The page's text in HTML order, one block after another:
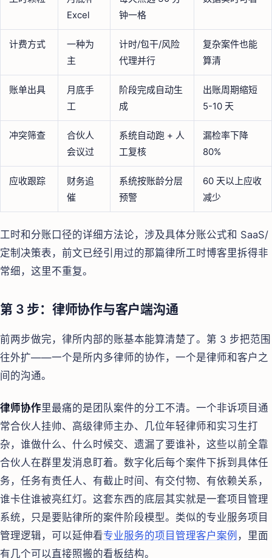
Excel
钟一格
计费方式
一种为
主
计时/包干/风险
代理并行
复杂案件也能
算清
账单出具
月底手
工
阶段完成自动生
成
出账周期缩短
5-10 天
冲突筛查
合伙人
会议过
系统自动跑 + 人
工复核
漏检率下降
80%
应收跟踪
财务追
催
系统按账龄分层
预警
60 天以上应收
减少
工时和分账口径的详细方法论，涉及具体分账公式和 SaaS/
定制决策表，前文已经引用过的那篇律所工时博客里拆得非
常细，这里不重复。
第 3 步：律师协作与客户端沟通
前两步做完，律所内部的账基本能算清楚了。第 3 步把范围
往外扩——一个是所内多律师的协作，一个是律师和客户之
间的沟通。
律师协作里最痛的是团队案件的分工不清。一个非诉项目通
常合伙人挂帅、高级律师主办、几位年轻律师和实习生打
杂，谁做什么、什么时候交、遗漏了要谁补，这些以前全靠
合伙人在群里发消息盯着。数字化后每个案件下拆到具体任
务，任务有责任人、有截止时间、有交付物、有依赖关系，
谁卡住谁被亮红灯。这套东西的底层其实就是一套项目管理
系统，只是要贴律所的案件阶段模型。类似的专业服务项目
管理逻辑，可以延伸看专业服务的项目管理客户案例 ，里面
有几个可以直接照搬的看板结构。